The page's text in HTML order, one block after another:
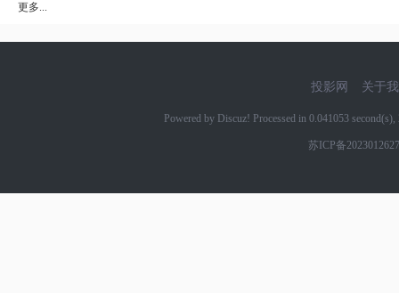
更多...
投影网 关于
Powered by Discuz! Processed in 0.041053
苏ICP备